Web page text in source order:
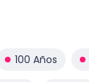
100 Años